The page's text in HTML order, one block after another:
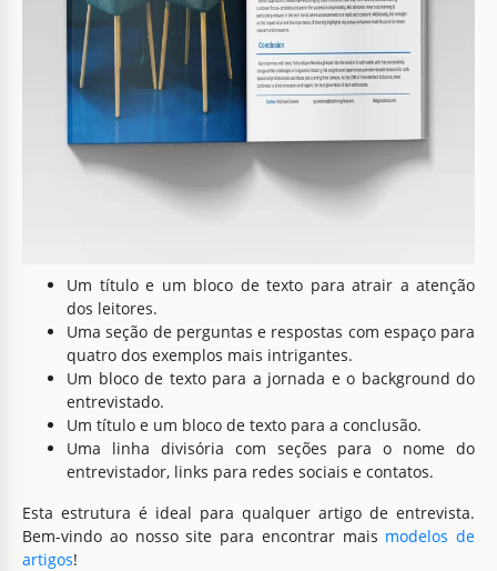
O fundo da primeira página pode ser uma foto sua com a
pessoa que você está entrevistando ou outra imagem de
sucesso. Também há um espaço para a citação mais
motivadora ou uma breve história no meio.
Segunda Página para Detalhes Abrangentes
A segunda página do modelo de artigo no Google Docs e
Word pode ser usada para uma descrição mais detalhada.
Um título e um bloco de texto para atrair a atenção
dos leitores.
Uma seção de perguntas e respostas com espaço para
quatro dos exemplos mais intrigantes.
Um bloco de texto para a jornada e o background do
entrevistado.
Um título e um bloco de texto para a conclusão.
Uma linha divisória com seções para o nome do
entrevistador, links para redes sociais e contatos.
Esta estrutura é ideal para qualquer artigo de entrevista.
Bem-vindo ao nosso site para encontrar mais modelos de
artigos!